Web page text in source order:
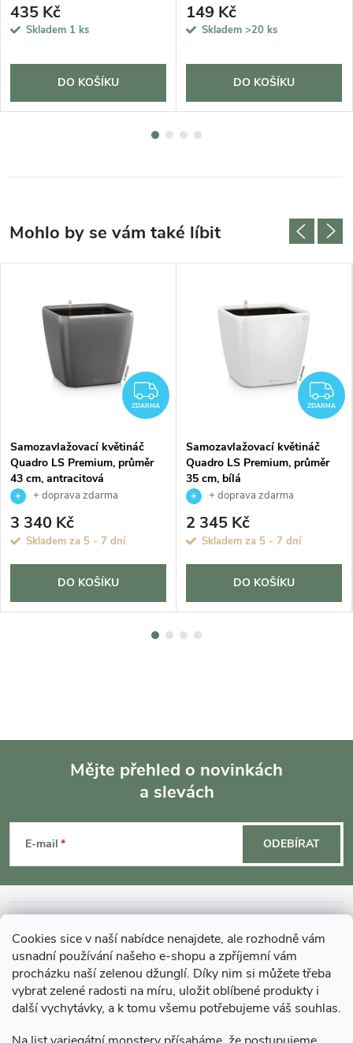
Cookies sice v naší nabídce nenajdete, ale rozhodně vám
usnadní používání našeho e-shopu a zpříjemní vám
procházku naší zelenou džunglí. Díky nim si můžete třeba
vybrat zelené radosti na míru, uložit oblíbené produkty i
další vychytávky, a k tomu všemu potřebujeme váš souhlas.
435 Kč
Skladem 1 ks
DO KOŠÍKU
149 Kč
Skladem >20 ks
DO KOŠÍKU
ZDARMA
ZDARMA
Samozavlažovací květináč
Quadro LS Premium, průměr
43 cm, antracitová
+ doprava zdarma
3 340 Kč
Skladem za 5 - 7 dní
DO KOŠÍKU
ZDARMA
Samozavlažovací květináč
Quadro LS Premium, průměr
35 cm, bílá
+ doprava zdarma
2 345 Kč
Skladem za 5 - 7 dní
DO KOŠÍKU
p
a
Mějte přehled o novinkách
a slevách
E-mail ODEBÍRAT
MOHLO BY VÁS ZAJÍMAT
O GARDNERS